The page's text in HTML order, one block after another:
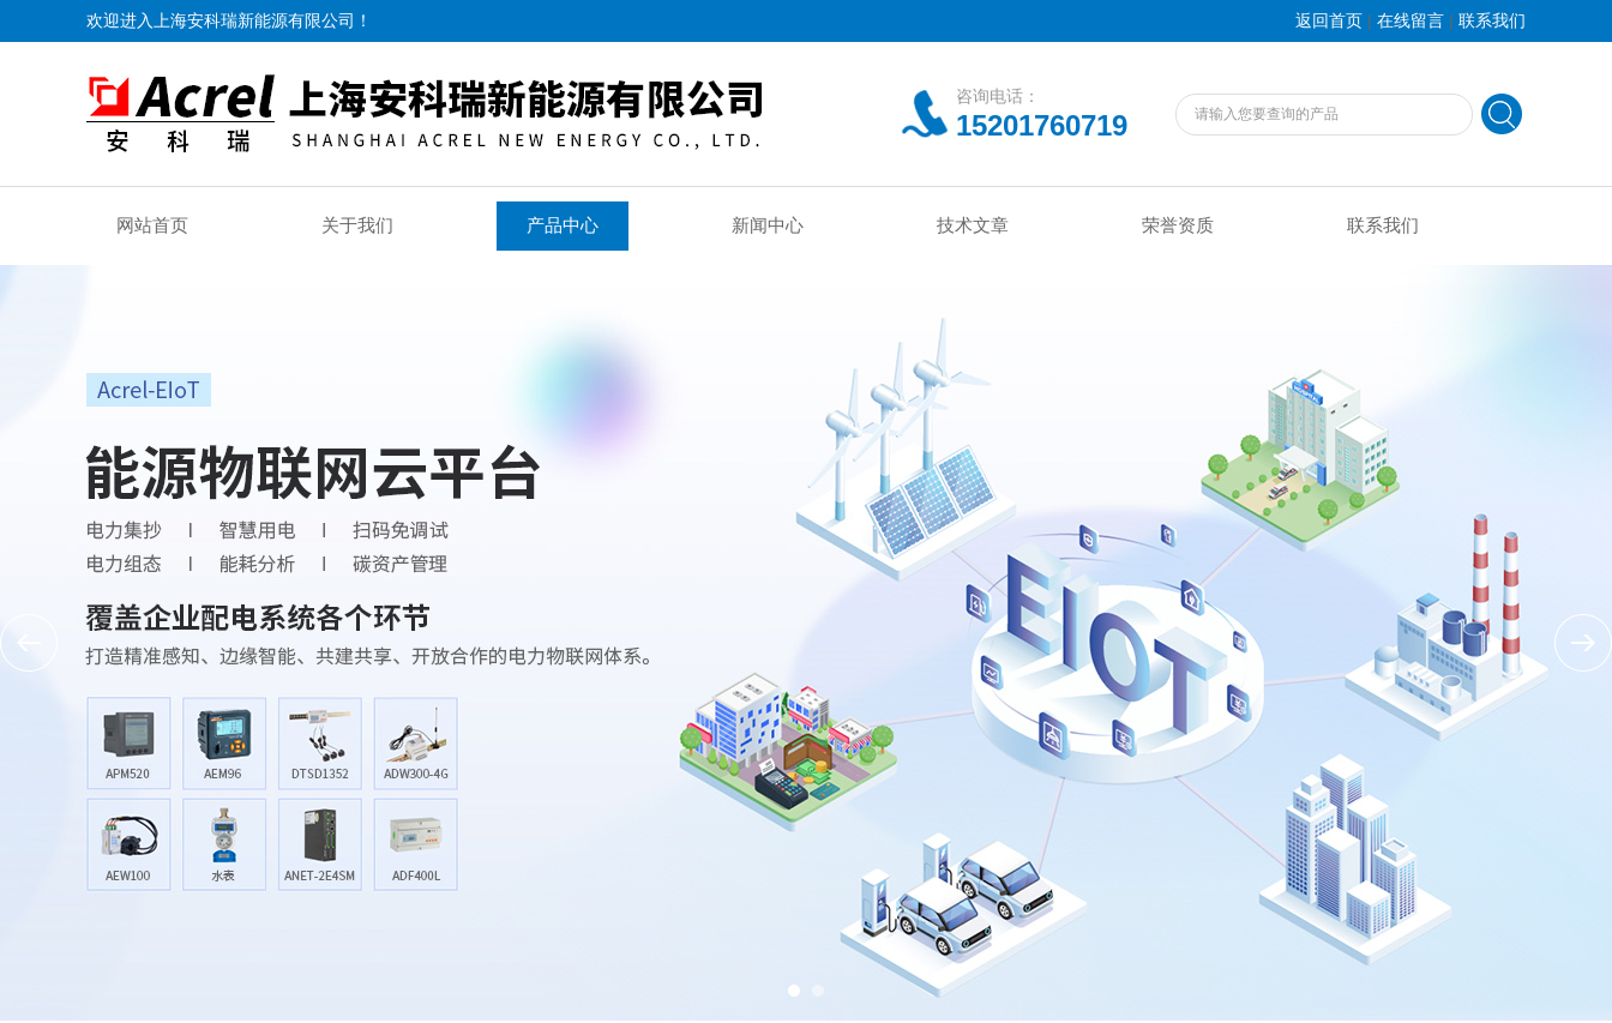
欢迎进入上海安科瑞新能源有限公司！ 返回首页 | 在线留言 | 联系我们
咨询电话：
15201760719
网站首页 关于我们 产品中心 新闻中心 技术文章 荣誉资质 联系我们